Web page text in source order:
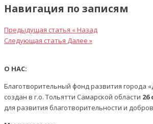
Навигация по записям
Предыдущая статья « Назад
Следующая статья Далее »
О НАС:
Благотворительный фонд развития города
создан в г.о. Тольятти Самарской области 26
для развития благотворительности и